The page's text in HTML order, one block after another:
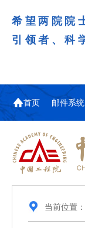
希望两院院
引领者、科
首页 邮件系统
当前位置：